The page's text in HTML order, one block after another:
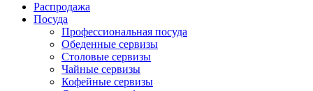
Распродажа
Посуда
Профессиональная посуда
Обеденные сервизы
Столовые сервизы
Чайные сервизы
Кофейные сервизы